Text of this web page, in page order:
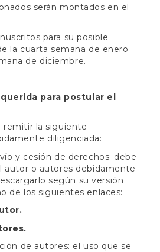
serán montados en el
para su posible
la cuarta semana de enero
de diciembre.
para postular el
remitir la siguiente
diligenciada:
y cesión de derechos: debe
autor o autores debidamente
según su versión
de los siguientes enlaces:
de autores: el uso que se